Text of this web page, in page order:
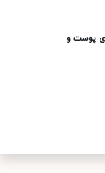
پوست و